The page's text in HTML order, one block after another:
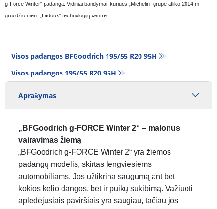
g-Force Winter“ padanga. Vidiniai bandymai, kuriuos „Michelin“ grupė atliko 2014 m.
gruodžio mėn. „Ladoux“ technologijų centre.
Visos padangos BFGoodrich 195/55 R20 95H
Visos padangos‎ 195/55 R20 95H
Aprašymas
„BFGoodrich g-FORCE Winter 2“ – malonus
vairavimas žiemą
„BFGoodrich g-FORCE Winter 2“ yra žiemos
padangų modelis, skirtas lengviesiems
automobiliams. Jos užtikrina saugumą ant bet
kokios kelio dangos, bet ir puikų sukibimą. Važiuoti
apledėjusiais paviršiais yra saugiau, tačiau jos